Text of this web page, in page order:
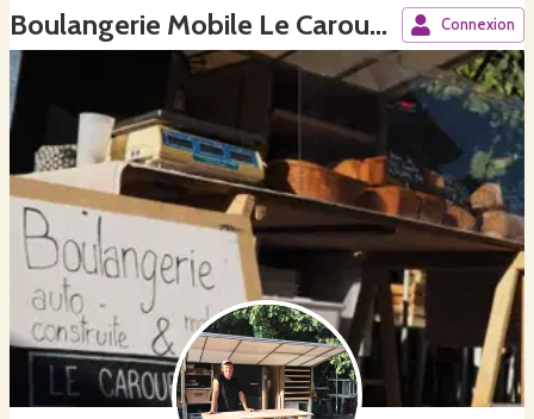
Boulangerie Mobile Le Caroubier Connexion